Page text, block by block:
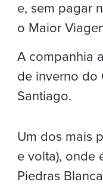
e, sem pagar
o Maior
A companhia
de inverno do
Santiago.
Um dos mais
e volta), onde
Piedras